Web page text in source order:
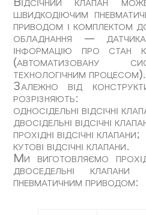
Відсічний клапан
швидкодіючим
приводом і комплектом
обладнання —
інформацію про
(автоматизовану
технологічним процесом).
Залежно від
розрізняють:
односідельні відсічні
двосідельні відсічні
прохідні відсічні клапани;
кутові відсічні клапани.
Ми виготовляємо
двоседельні
пневматичним приводом: